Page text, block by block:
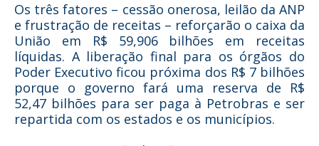
Os três fatores – cessão onerosa, leilão da ANP
e frustração de receitas – reforçarão o caixa da
União em R$ 59,906 bilhões em receitas
líquidas. A liberação final para os órgãos do
Poder Executivo ficou próxima dos R$ 7 bilhões
porque o governo fará uma reserva de R$
52,47 bilhões para ser paga à Petrobras e ser
repartida com os estados e os municípios.